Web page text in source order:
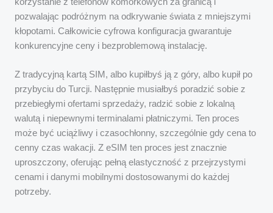
pozwalając podróżnym na odkrywanie świata z mniejszymi
kłopotami. Całkowicie cyfrowa konfiguracja gwarantuje
konkurencyjne ceny i bezproblemową instalację.
Z tradycyjną kartą SIM, albo kupiłbyś ją z góry, albo kupił po
przybyciu do Turcji. Następnie musiałbyś poradzić sobie z
przebiegłymi ofertami sprzedaży, radzić sobie z lokalną
walutą i niepewnymi terminalami płatniczymi. Ten proces
może być uciążliwy i czasochłonny, szczególnie gdy cena to
cenny czas wakacji. Z eSIM ten proces jest znacznie
uproszczony, oferując pełną elastyczność z przejrzystymi
cenami i danymi mobilnymi dostosowanymi do każdej
potrzeby.